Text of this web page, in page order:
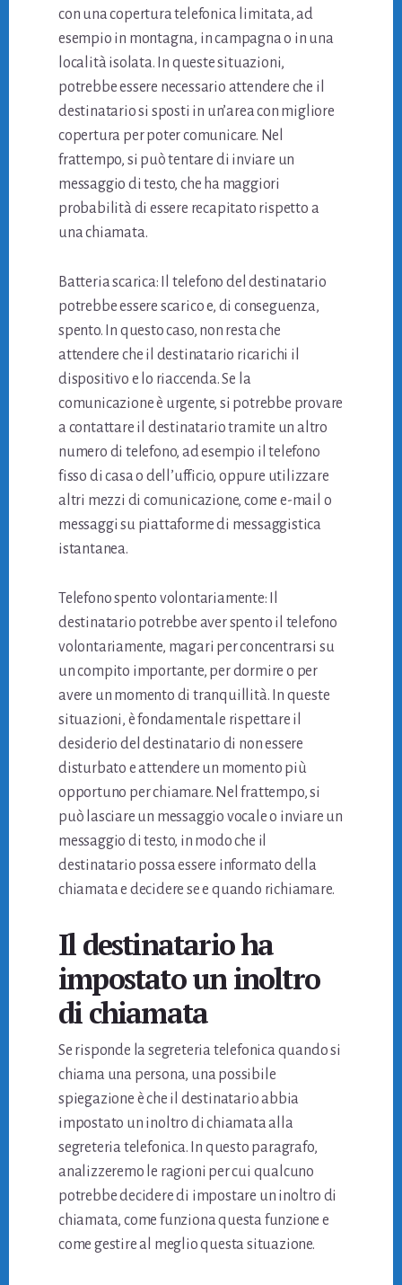
con una copertura telefonica limitata, ad
esempio in montagna, in campagna o in una
località isolata. In queste situazioni,
potrebbe essere necessario attendere che il
destinatario si sposti in un’area con migliore
copertura per poter comunicare. Nel
frattempo, si può tentare di inviare un
messaggio di testo, che ha maggiori
probabilità di essere recapitato rispetto a
una chiamata.
Batteria scarica: Il telefono del destinatario
potrebbe essere scarico e, di conseguenza,
spento. In questo caso, non resta che
attendere che il destinatario ricarichi il
dispositivo e lo riaccenda. Se la
comunicazione è urgente, si potrebbe provare
a contattare il destinatario tramite un altro
numero di telefono, ad esempio il telefono
fisso di casa o dell’ufficio, oppure utilizzare
altri mezzi di comunicazione, come e-mail o
messaggi su piattaforme di messaggistica
istantanea.
Telefono spento volontariamente: Il
destinatario potrebbe aver spento il telefono
volontariamente, magari per concentrarsi su
un compito importante, per dormire o per
avere un momento di tranquillità. In queste
situazioni, è fondamentale rispettare il
desiderio del destinatario di non essere
disturbato e attendere un momento più
opportuno per chiamare. Nel frattempo, si
può lasciare un messaggio vocale o inviare un
messaggio di testo, in modo che il
destinatario possa essere informato della
chiamata e decidere se e quando richiamare.
Il destinatario ha
impostato un inoltro
di chiamata
Se risponde la segreteria telefonica quando si
chiama una persona, una possibile
spiegazione è che il destinatario abbia
impostato un inoltro di chiamata alla
segreteria telefonica. In questo paragrafo,
analizzeremo le ragioni per cui qualcuno
potrebbe decidere di impostare un inoltro di
chiamata, come funziona questa funzione e
come gestire al meglio questa situazione.